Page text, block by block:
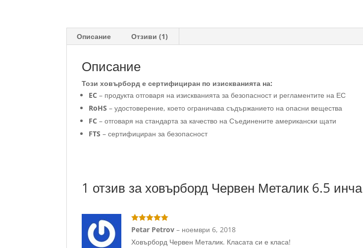
Описание Отзиви (1)
Описание
Този ховърборд е сертифициран по изискванията на:
EC – продукта отговаря на изискванията за безопасност и регламентите на ЕС
RoHS – удостоверение, което ограничава съдържанието на опасни вещества
FC – отговаря на стандарта за качество на Съединените американски щати
FTS – сертифициран за безопасност
1 отзив заховърборд Червен Металик 6.5 инча
Оценено с5
Petar Petrov– ноември 6, 2018
Ховърборд Червен Металик. Класата си е класа!